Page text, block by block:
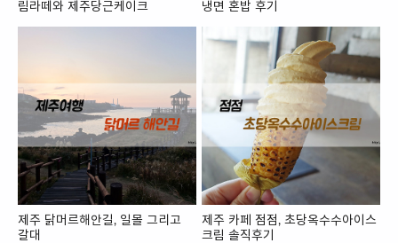
림라떼와 제주당근케이크
냉면 혼밥 후기
제주 닭머르해안길, 일몰 그리고
갈대
제주 카페 점점, 초당옥수수아이스
크림 솔직후기